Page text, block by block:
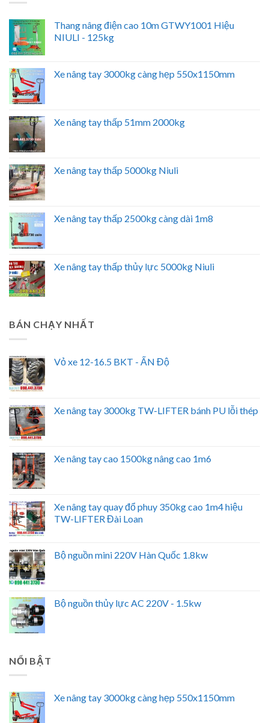
Thang nâng điện cao 10m GTWY1001 Hiệu
NIULI - 125kg
Xe nâng tay 3000kg càng hẹp 550x1150mm
Xe nâng tay thấp 51mm 2000kg
Xe nâng tay thấp 5000kg Niuli
Xe nâng tay thấp 2500kg càng dài 1m8
Xe nâng tay thấp thủy lực 5000kg Niuli
BÁN CHẠY NHẤT
Vỏ xe 12-16.5 BKT - ẤN Độ
Xe nâng tay 3000kg TW-LIFTER bánh PU lỗi thép
Xe nâng tay cao 1500kg nâng cao 1m6
Xe nâng tay quay đổ phuy 350kg cao 1m4 hiệu
TW-LIFTER Đài Loan
Bộ nguồn mini 220V Hàn Quốc 1.8kw
Bộ nguồn thủy lực AC 220V - 1.5kw
NỔI BẬT
Xe nâng tay 3000kg càng hẹp 550x1150mm